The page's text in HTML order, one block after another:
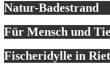
Natur-Badestrand
Für Mensch und
Fischeridylle in